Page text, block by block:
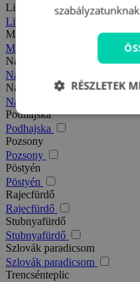
Liptó
Liptó
Magas-Tátra
Magas-Tátra
Nagy-Fátra
Nagy-Fátra
Nagymegyer
Nagymegyer
Podhajska
Podhajska
Pozsony
Pozsony
Pöstyén
Pöstyén
Rajecfürdő
Rajecfürdő
Stubnyafürdő
Stubnyafürdő
Szlovák paradicsom
Szlovák paradicsom
Trencsénteplic
RÉSZLETEK